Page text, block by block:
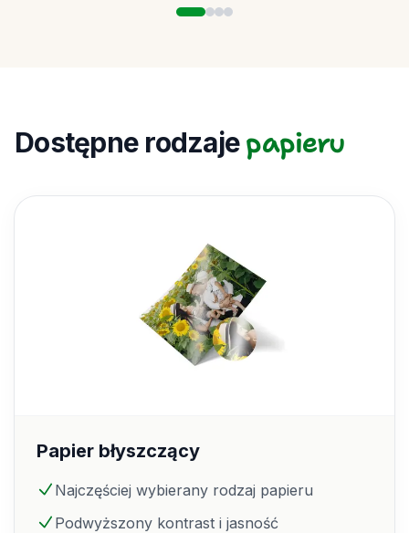
Dostępne rodzajepapieru
Papier błyszczący
Najczęściej wybierany rodzaj papieru
Podwyższony kontrast i jasność